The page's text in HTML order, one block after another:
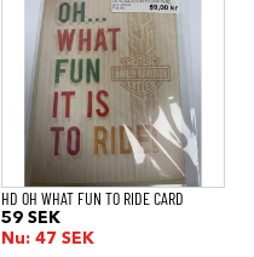
HD OH WHAT FUN TO RIDE CARD
59SEK
Nu:47SEK